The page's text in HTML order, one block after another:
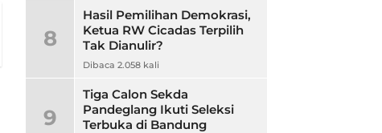
8
Hasil Pemilihan Demokrasi,
Ketua RW Cicadas Terpilih
Tak Dianulir?
Dibaca 2.058 kali
9
Tiga Calon Sekda
Pandeglang Ikuti Seleksi
Terbuka di Bandung